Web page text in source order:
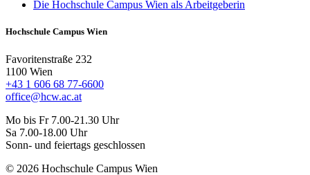
Die Hochschule Campus Wien als Arbeitgeberin
Hochschule Campus Wien
Favoritenstraße 232
1100 Wien
+43 1 606 68 77-6600
office@hcw.ac.at
Mo bis Fr 7.00-21.30 Uhr
Sa 7.00-18.00 Uhr
Sonn- und feiertags geschlossen
© 2026 Hochschule Campus Wien